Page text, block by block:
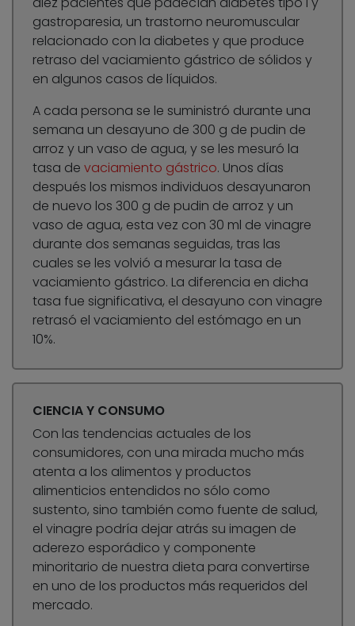
gastroparesia, un trastorno neuromuscular
relacionado con la diabetes y que produce
retraso del vaciamiento gástrico de sólidos y
en algunos casos de líquidos.
A cada persona se le suministró durante una
semana un desayuno de 300 g de pudin de
arroz y un vaso de agua, y se les mesuró la
tasa de vaciamiento gástrico. Unos días
después los mismos individuos desayunaron
de nuevo los 300 g de pudin de arroz y un
vaso de agua, esta vez con 30 ml de vinagre
durante dos semanas seguidas, tras las
cuales se les volvió a mesurar la tasa de
vaciamiento gástrico. La diferencia en dicha
tasa fue significativa, el desayuno con vinagre
retrasó el vaciamiento del estómago en un
10%.
CIENCIA Y CONSUMO
Con las tendencias actuales de los
consumidores, con una mirada mucho más
atenta a los alimentos y productos
alimenticios entendidos no sólo como
sustento, sino también como fuente de salud,
el vinagre podría dejar atrás su imagen de
aderezo esporádico y componente
minoritario de nuestra dieta para convertirse
en uno de los productos más requeridos del
mercado.